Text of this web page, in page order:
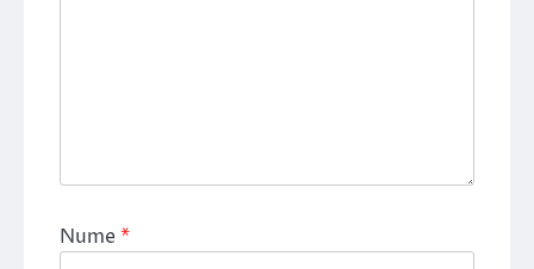
Nume*